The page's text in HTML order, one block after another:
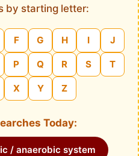
by starting letter:
F G H I J
P Q R S T
X Y Z
Today:
/ anaerobic system